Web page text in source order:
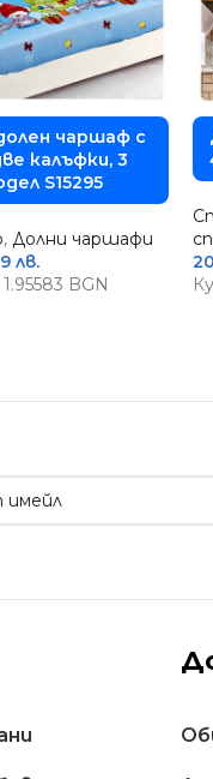
чаршаф с
калъфки, 3
S15295
, Долни чаршафи
лв.
BGN